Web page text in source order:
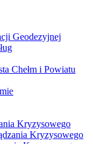
Geodezyjnej
Chełm i Powiatu
Kryzysowego
Kryzysowego